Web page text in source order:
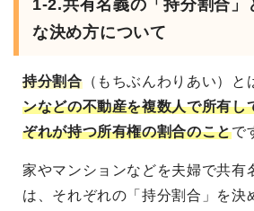
1-2.共有名義の「持分割合」
な決め方について
持分割合（もちぶんわりあい）と
ンなどの不動産を複数人で所有し
ぞれが持つ所有権の割合のことで
家やマンションなどを夫婦で共有
は、それぞれの「持分割合」を決